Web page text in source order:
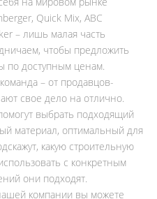
Quick Mix, ABC
– лишь малая часть
чтобы предложить
по доступным ценам.
– от продавцов-
свое дело на отлично.
выбрать подходящий
материал, оптимальный для
какую строительную
с конкретным
они подходят.
компании вы можете